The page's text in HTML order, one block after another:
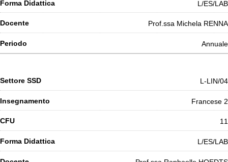
L/ES/LAB
Prof.ssa Michela RENNA
Annuale
L-LIN/04
Francese 2
11
L/ES/LAB